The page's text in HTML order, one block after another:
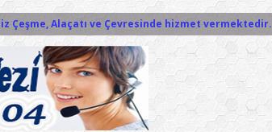
Çeşme, Alaçatı ve Çevresinde hizmet vermektedir.